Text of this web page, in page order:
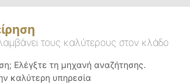
τους καλύτερους στον κλάδο
Ελέγξτε τη μηχανή αναζήτησης.
καλύτερη υπηρεσία